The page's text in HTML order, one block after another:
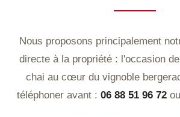
Nous proposons principalement
directe à la propriété : l'occasion
chai au cœur du vignoble
téléphoner avant : 06 88 51 96 72 ou